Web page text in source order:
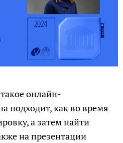
онлайн-
подходит, как во время
а затем найти
на презентации